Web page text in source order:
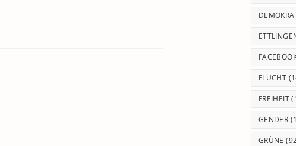
FLUCHT
FREIHEIT
GENDER
GRÜNE